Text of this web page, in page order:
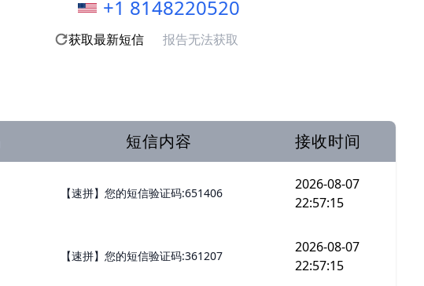
+1 8148220520
获取最新短信 报告无法获取
短信内容 接收时间
【速拼】您的短信验证码:651406
2026-08-07
22:57:15
【速拼】您的短信验证码:361207
2026-08-07
22:57:15